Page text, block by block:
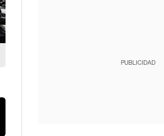
PUBLICIDAD